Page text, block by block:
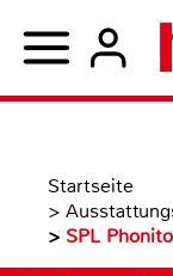
Startseite
>
> SPL